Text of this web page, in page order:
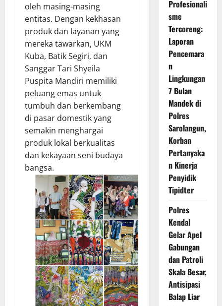
oleh masing-masing
entitas. Dengan kekhasan
produk dan layanan yang
mereka tawarkan, UKM
Kuba, Batik Segiri, dan
Sanggar Tari Shyeila
Puspita Mandiri memiliki
peluang emas untuk
tumbuh dan berkembang
di pasar domestik yang
semakin menghargai
produk lokal berkualitas
dan kekayaan seni budaya
bangsa.
Profesionali
sme
Tercoreng:
Laporan
Pencemara
n
Lingkungan
7 Bulan
Mandek di
Polres
Sarolangun,
Korban
Pertanyaka
n Kinerja
Penyidik
Tipidter
Polres
Kendal
Gelar Apel
Gabungan
dan Patroli
Skala Besar,
Antisipasi
Balap Liar